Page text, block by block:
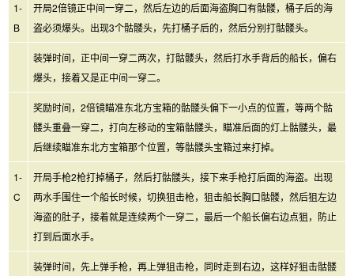
1-
B
开局2倍镜正中间一穿二，然后左边的后面海盗胸口有骷髅，桶子后的海
盗必须爆头。出现3个骷髅头，先打桶子后的，然后分别打骷髅头。
装弹时间，正中间一穿二两次，打骷髅头，然后打水手背后的船长，偏右
爆头，接着又是正中间一穿二。
奖励时间，2倍镜瞄准东北方宝箱的骷髅头偏下一小点的位置，等两个骷
髅头重叠一穿二，打向左移动的宝箱骷髅头，瞄准后面的灯上骷髅头，最
后继续瞄准东北方宝箱那个位置，等骷髅头宝箱过来打掉。
1-
C
开局手枪2枪打掉桶子，然后打骷髅头，接下来手枪打后面的海盗。出现
两水手围住一个船长时候，切换狙击枪，狙击船长胸口骷髅，然后狙左边
海盗的肚子，接着就是连续两个一穿二，最后一个船长偏右边点狙，防止
打到后面水手。
装弹时间，先上弹手枪，再上弹狙击枪，同时走到右边，这样好狙击骷髅